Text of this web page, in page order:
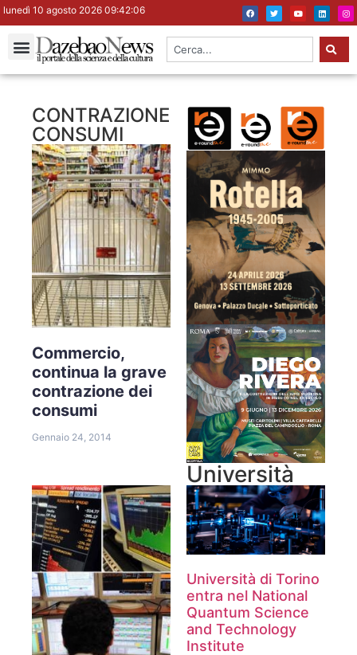
lunedì 10 agosto 2026 09:42:06
CONTRAZIONE
CONSUMI
Commercio,
continua la grave
contrazione dei
consumi
Gennaio 24, 2014
Università
Università di Torino
entra nel National
Quantum Science
and Technology
Institute